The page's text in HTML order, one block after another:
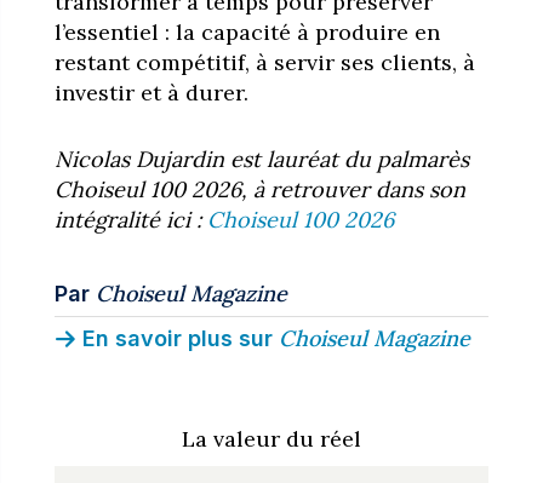
l’essentiel : la capacité à produire en
restant compétitif, à servir ses clients, à
investir et à durer.
Nicolas Dujardin est lauréat du palmarès
Choiseul 100 2026, à retrouver dans son
intégralité ici : Choiseul 100 2026
Par Choiseul Magazine
En savoir plus sur Choiseul Magazine
La valeur du réel